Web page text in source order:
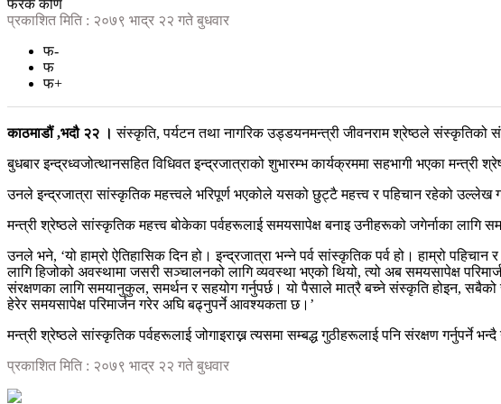
फरक कोण
प्रकाशित मिति : २०७९ भाद्र २२ गते बुधवार
फ-
फ
फ+
काठमाडौं ,भदौ २२ ।संस्कृति, पर्यटन तथा नागरिक उड्डयनमन्त्री जीवनराम श्रेष्ठले
बुधबार इन्द्रध्वजोत्थानसहित विधिवत इन्द्रजात्राको शुभारम्भ कार्यक्रममा सहभागी भएका मन्त्री
उनले इन्द्रजात्रा सांस्कृतिक महत्त्वले भरिपूर्ण भएकोले यसको छुट्टै महत्त्व र पहिचान रहेको उल्लेख
मन्त्री श्रेष्ठले सांस्कृतिक महत्त्व बोकेका पर्वहरूलाई समयसापेक्ष बनाइ उनीहरूको जगेर्नाका लागि
उनले भने, ‘यो हाम्रो ऐतिहासिक दिन हो। इन्द्रजात्रा भन्ने पर्व सांस्कृतिक पर्व हो। हाम्रो
लागि हिजोको अवस्थामा जसरी सञ्चालनको लागि व्यवस्था भएको थियो, त्यो अब समयसापेक्ष
संरक्षणका लागि समयानुकुल, समर्थन र सहयोग गर्नुपर्छ। यो पैसाले मात्रै बच्ने संस्कृति होइन,
हेरेर समयसापेक्ष परिमार्जन गरेर अघि बढ्नुपर्ने आवश्यकता छ।’
मन्त्री श्रेष्ठले सांस्कृतिक पर्वहरूलाई जोगाइराख्न त्यसमा सम्बद्ध गुठीहरूलाई पनि संरक्षण गर्नुपर्ने
प्रकाशित मिति : २०७९ भाद्र २२ गते बुधवार